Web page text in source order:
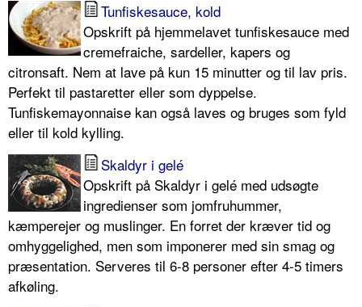
Tunfiskesauce, kold
Opskrift på hjemmelavet tunfiskesauce med
cremefraiche, sardeller, kapers og
citronsaft. Nem at lave på kun 15 minutter og til lav pris.
Perfekt til pastaretter eller som dyppelse.
Tunfiskemayonnaise kan også laves og bruges som fyld
eller til kold kylling.
Skaldyr i gelé
Opskrift på Skaldyr i gelé med udsøgte
ingredienser som jomfruhummer,
kæmperejer og muslinger. En forret der kræver tid og
omhyggelighed, men som imponerer med sin smag og
præsentation. Serveres til 6-8 personer efter 4-5 timers
afkøling.